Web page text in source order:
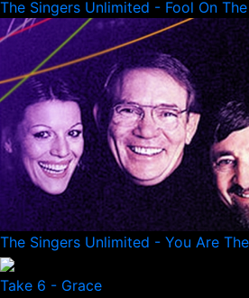
The Singers Unlimited - Fool On
The Singers Unlimited - You Are
Take 6 - Grace